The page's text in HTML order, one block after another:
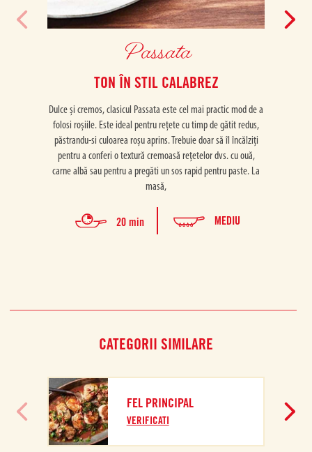
Passata
TON ÎN STIL CALABREZ
Dulce și cremos, clasicul Passata este cel mai practic mod de a
folosi roșiile. Este ideal pentru rețete cu timp de gătit redus,
păstrandu-si culoarea roșu aprins. Trebuie doar să îl încălziți
pentru a conferi o textură cremoasă rețetelor dvs. cu ouă,
carne albă sau pentru a pregăti un sos rapid pentru paste. La
masă,
20 min MEDIU
CATEGORII SIMILARE
FEL PRINCIPAL
VERIFICATI